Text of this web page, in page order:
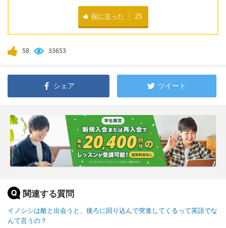
役に立った 25
58 33653
シェア ツイート
関連する質問
イノシシは敵と出会うと、後ろに回り込んで突進してくるって英語でな
んて言うの？